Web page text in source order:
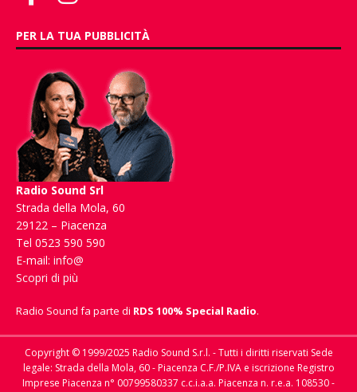
PER LA TUA PUBBLICITÀ
Radio Sound Srl
Strada della Mola, 60
29122 – Piacenza
Tel 0523 590 590
E-mail: info@
Scopri di più
Radio Sound fa parte di RDS 100% Special Radio.
Copyright © 1999/2025 Radio Sound S.r.l. - Tutti i diritti riservati Sede
legale: Strada della Mola, 60 - Piacenza C.F./P.IVA e iscrizione Registro
Imprese Piacenza n° 00799580337 c.c.i.a.a. Piacenza n. r.e.a. 108530 -